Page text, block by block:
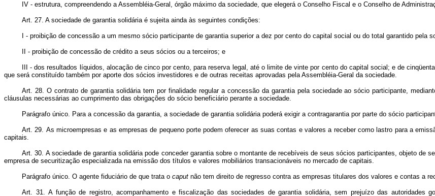
IV - estrutura, compreendendo a Assembléia-Geral, órgão máximo da sociedade, que elegerá o Conselho Fiscal e o Conselho de
Art. 27. A sociedade de garantia solidária é sujeita ainda às seguintes condições:
I - proibição de concessão a um mesmo sócio participante de garantia superior a dez por cento do capital social ou do total garantido pela
II - proibição de concessão de crédito a seus sócios ou a terceiros; e
III - dos resultados líquidos, alocação de cinco por cento, para reserva legal, até o limite de vinte por cento do capital social; e de
que será constituído também por aporte dos sócios investidores e de outras receitas aprovadas pela Assembléia-Geral da sociedade.
Art. 28. O contrato de garantia solidária tem por finalidade regular a concessão da garantia pela sociedade ao sócio participante,
cláusulas necessárias ao cumprimento das obrigações do sócio beneficiário perante a sociedade.
Parágrafo único. Para a concessão da garantia, a sociedade de garantia solidária poderá exigir a contragarantia por parte do sócio
Art. 29. As microempresas e as empresas de pequeno porte podem oferecer as suas contas e valores a receber como lastro para a
capitais.
Art. 30. A sociedade de garantia solidária pode conceder garantia sobre o montante de recebíveis de seus sócios participantes, objeto de
empresa de securitização especializada na emissão dos títulos e valores mobiliários transacionáveis no mercado de capitais.
Parágrafo único. O agente fiduciário de que trata o caput não tem direito de regresso contra as empresas titulares dos valores e contas a
Art. 31. A função de registro, acompanhamento e fiscalização das sociedades de garantia solidária, sem prejuízo das autoridades